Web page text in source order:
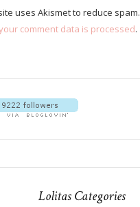
uses Akismet to reduce spam.
comment data is processed.
Lolitas Categories